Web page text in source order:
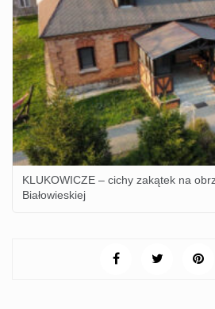
KLUKOWICZE – cichy zakątek na
Białowieskiej